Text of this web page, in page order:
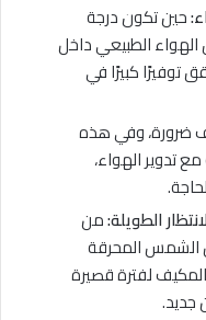
حين تكون درجة
الهواء الطبيعي داخل
توفيرًا كبيرًا في
ضرورة، وفي هذه
تدوير الهواء،
الطويلة:من
الشمس المحرقة
لفترة قصيرة
جديد.